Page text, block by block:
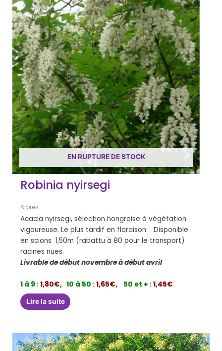
EN RUPTURE DE STOCK
Robinia nyirsegi
Arbres
Acacia nyirsegi, sélection hongroise à végétation
vigoureuse. Le plus tardif en floraison . Disponible
en scions 1,50m (rabattu à 80 pour le transport)
racines nues.
Livrable de début novembre à début avril
1 à 9 :1,80€, 10 à 50 :1,65€, 50 et + :1,45€
Lire la suite